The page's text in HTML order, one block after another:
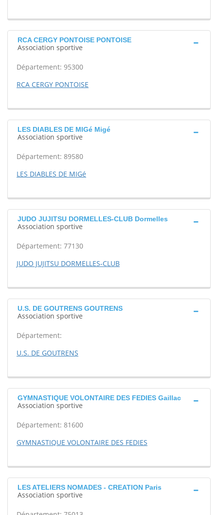
RCA CERGY PONTOISE PONTOISE
Association sportive
Département: 95300
RCA CERGY PONTOISE
LES DIABLES DE MIGé Migé
Association sportive
Département: 89580
LES DIABLES DE MIGé
JUDO JUJITSU DORMELLES-CLUB Dormelles
Association sportive
Département: 77130
JUDO JUJITSU DORMELLES-CLUB
U.S. DE GOUTRENS GOUTRENS
Association sportive
Département:
U.S. DE GOUTRENS
GYMNASTIQUE VOLONTAIRE DES FEDIES Gaillac
Association sportive
Département: 81600
GYMNASTIQUE VOLONTAIRE DES FEDIES
LES ATELIERS NOMADES - CREATION Paris
Association sportive